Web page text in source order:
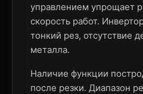
управлением упрощает
скорость работ.
тонкий рез, отсутствие
металла.
Наличие функции
после резки. Диапазон